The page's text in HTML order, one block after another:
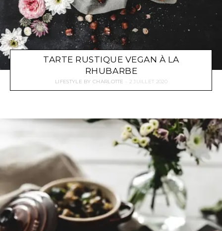
TARTE RUSTIQUE VEGAN À LA
RHUBARBE
LIFESTYLE BYCHARLOTTE 2 JUILLET 2020